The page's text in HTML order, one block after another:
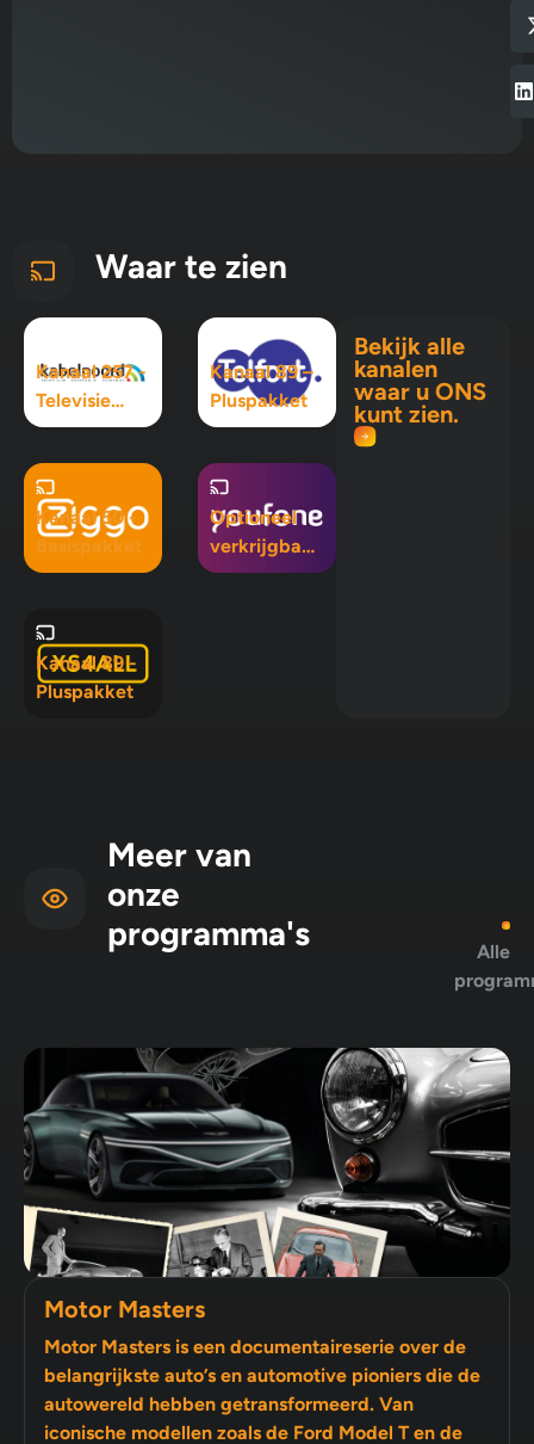
Waar te zien
Kanaal 257 -
Televisie
Maximaal
Kanaal 89 –
Pluspakket
Kanaal 50 -
Basispakket
Optioneel
verkrijgbaar
in Mix 5, Mix
Kanaal 89 -
Pluspakket
Bekijk alle
kanalen
waar u ONS
kunt zien.
Meer van
onze
programma's
Alle
Motor Masters
Motor Masters is een documentaireserie over de
belangrijkste auto’s en automotive pioniers die de
autowereld hebben getransformeerd. Van
iconische modellen zoals de Ford Model T en de